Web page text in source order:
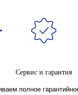
Сервис и гарантия
полное